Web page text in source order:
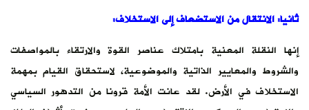
ثانيا: الانتقال من الاستضعاف إلى الاستخلاف:
إنها النقلة المعنية بامتلاك عناصر القوة والارتقاء بالمواصفات
والشروط والمعايير الذاتية والموضوعية، لاستحقاق القيام بمهمة
الاستخلاف في الأرض. لقد عانت الأمة قرونا من التدهور السياسي